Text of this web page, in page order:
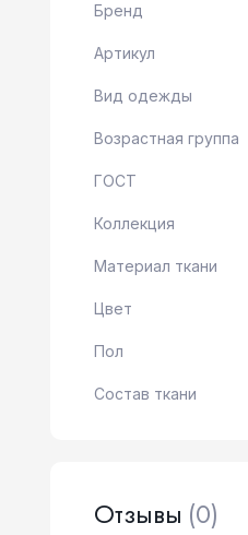
Бренд
Артикул
Вид одежды
Возрастная группа
ГОСТ
Коллекция
Материал ткани
Цвет
Пол
Состав ткани
Отзывы (0)